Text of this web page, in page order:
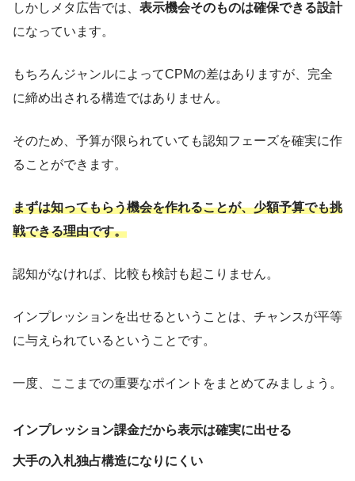
しかしメタ広告では、 表示機会そのものは確保できる設計
になっています。
もちろんジャンルによってCPMの差はありますが、完全
に締め出される構造ではありません。
そのため、予算が限られていても認知フェーズを確実に作
ることができます。
まずは知ってもらう機会を作れることが、少額予算でも挑
戦できる理由です。
認知がなければ、比較も検討も起こりません。
インプレッションを出せるということは、チャンスが平等
に与えられているということです。
一度、ここまでの重要なポイントをまとめてみましょう。
インプレッション課金だから表示は確実に出せる
大手の入札独占構造になりにくい